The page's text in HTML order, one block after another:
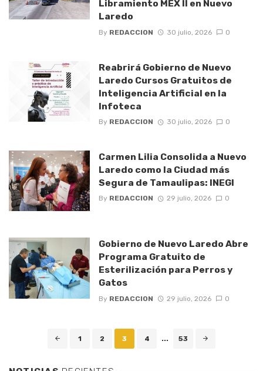
Libramiento MEX II en Nuevo
Laredo
By REDACCION 30 julio, 2026 0
Reabrirá Gobierno de Nuevo
Laredo Cursos Gratuitos de
Inteligencia Artificial en la
Infoteca
By REDACCION 30 julio, 2026 0
Carmen Lilia Consolida a Nuevo
Laredo como la Ciudad más
Segura de Tamaulipas: INEGI
By REDACCION 29 julio, 2026 0
Gobierno de Nuevo Laredo Abre
Programa Gratuito de
Esterilización para Perros y
Gatos
By REDACCION 29 julio, 2026 0
1 2 3 4 ... 53